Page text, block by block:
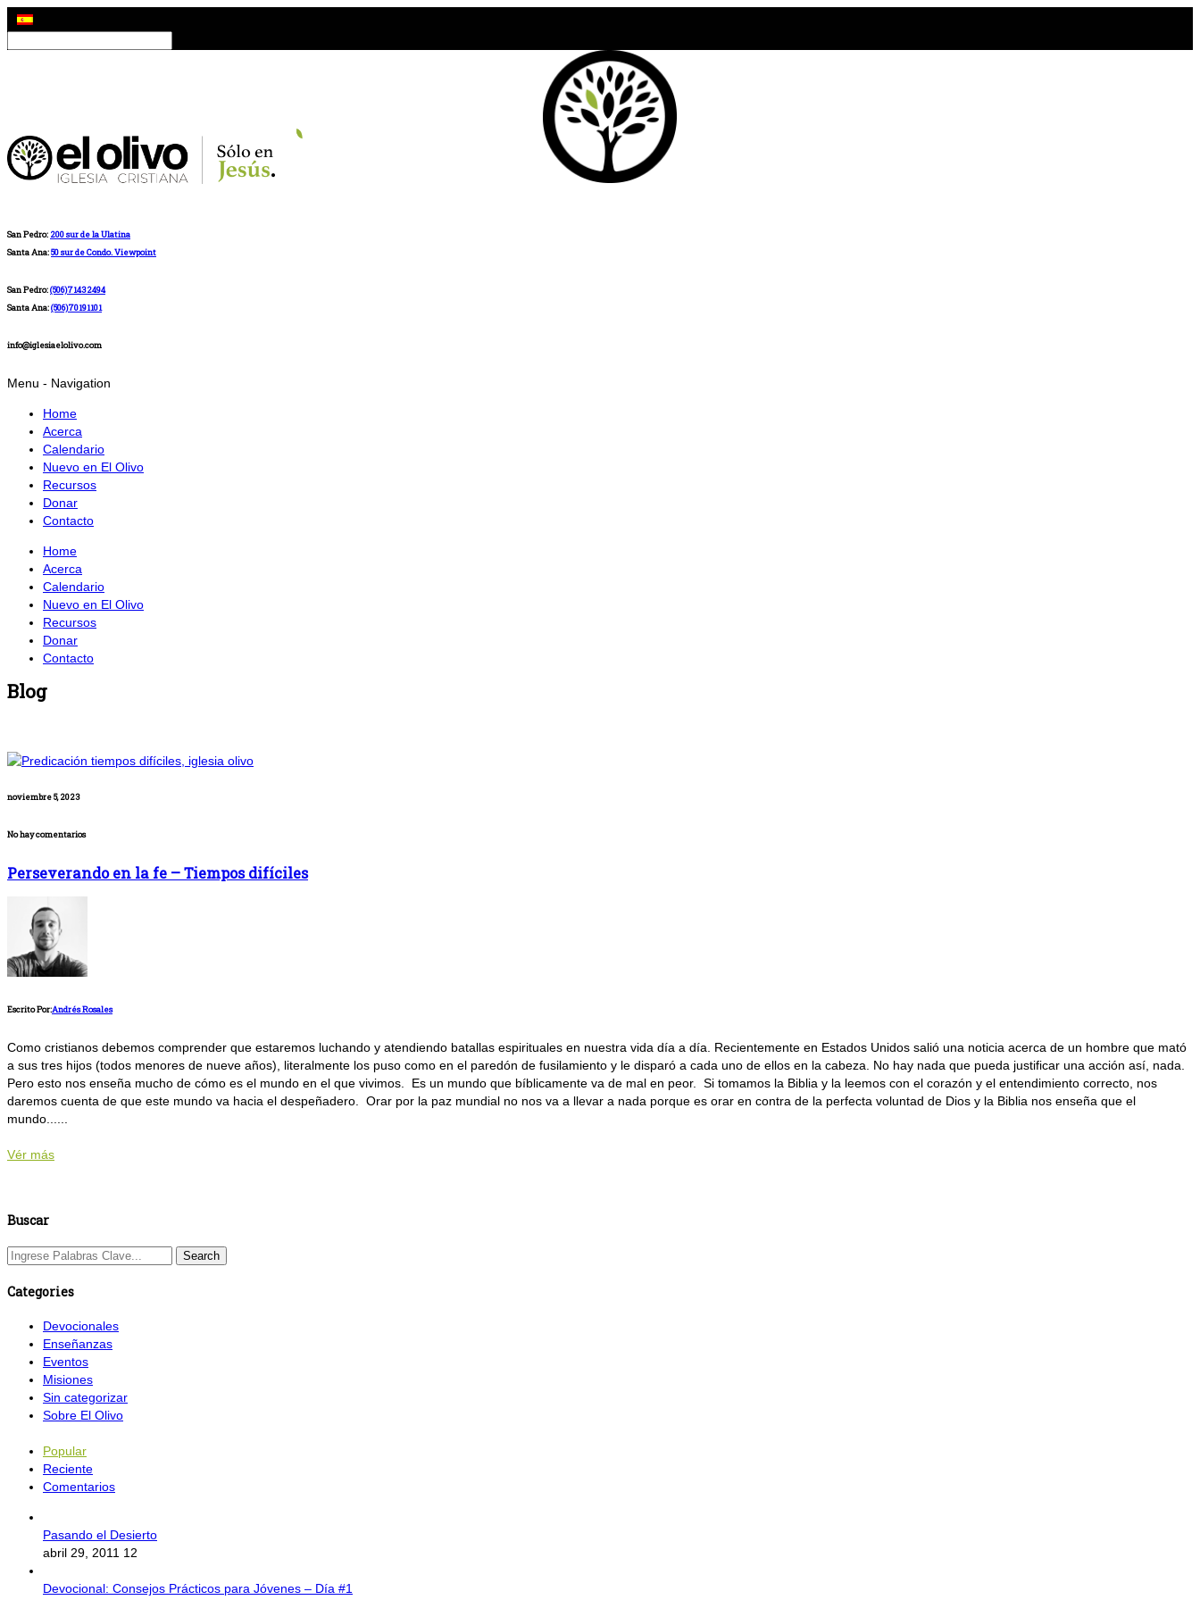
San Pedro: 200 sur de la Ulatina
Santa Ana:50 sur de Condo. Viewpoint
San Pedro:(506)71432494
Santa Ana:(506)70191101
info@iglesiaelolivo.com
Menu - Navigation
Home
Acerca
Calendario
Nuevo en El Olivo
Recursos
Donar
Contacto
Home
Acerca
Calendario
Nuevo en El Olivo
Recursos
Donar
Contacto
Blog
noviembre 5, 2023
No hay comentarios
Perseverando en la fe – Tiempos difíciles
Escrito Por:Andrés Rosales
Como cristianos debemos comprender que estaremos luchando y atendiendo batallas espirituales en nuestra vida día a día. Recientemente en Estados Unidos salió una noticia acerca de un hombre que mató
a sus tres hijos (todos menores de nueve años), literalmente los puso como en el paredón de fusilamiento y le disparó a cada uno de ellos en la cabeza. No hay nada que pueda justificar una acción así, nada.
Pero esto nos enseña mucho de cómo es el mundo en el que vivimos. Es un mundo que bíblicamente va de mal en peor. Si tomamos la Biblia y la leemos con el corazón y el entendimiento correcto, nos
daremos cuenta de que este mundo va hacia el despeñadero. Orar por la paz mundial no nos va a llevar a nada porque es orar en contra de la perfecta voluntad de Dios y la Biblia nos enseña que el
mundo......
Vér más
Buscar
Categories
Devocionales
Enseñanzas
Eventos
Misiones
Sin categorizar
Sobre El Olivo
Popular
Reciente
Comentarios
Pasando el Desierto
abril 29, 2011 12
Devocional: Consejos Prácticos para Jóvenes – Día #1